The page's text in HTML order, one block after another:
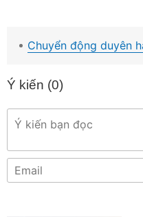
Chuyển động duyên
Ý kiến (0)